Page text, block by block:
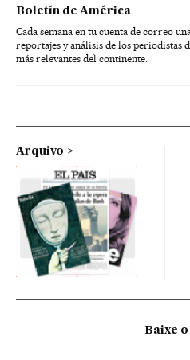
Boletín de América
Cada semana en tu cuenta de correo
reportajes y análisis de los periodistas
más relevantes del continente.
Arquivo
Baixe o